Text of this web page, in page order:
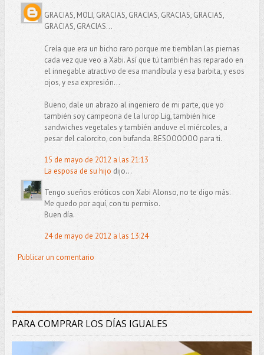
GRACIAS, MOLI, GRACIAS, GRACIAS, GRACIAS, GRACIAS,
GRACIAS, GRACIAS...
Creía que era un bicho raro porque me tiemblan las piernas
cada vez que veo a Xabi. Así que tú también has reparado en
el innegable atractivo de esa mandíbula y esa barbita, y esos
ojos, y esa expresión...
Bueno, dale un abrazo al ingeniero de mi parte, que yo
también soy campeona de la Iurop Lig, también hice
sandwiches vegetales y también anduve el miércoles, a
pesar del calorcito, con bufanda. BESOOOOOO para ti.
15 de mayo de 2012 a las 21:13
La esposa de su hijo dijo...
Tengo sueños eróticos con Xabi Alonso, no te digo más.
Me quedo por aquí, con tu permiso.
Buen día.
24 de mayo de 2012 a las 13:24
Publicar un comentario
PARA COMPRAR LOS DÍAS IGUALES